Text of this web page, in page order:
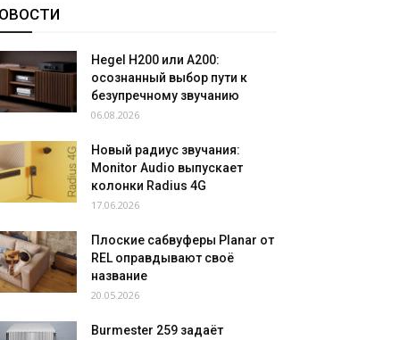
Hegel H200 или A200:
осознанный выбор пути к
безупречному звучанию
06.08.2026
Новый радиус звучания:
Monitor Audio выпускает
колонки Radius 4G
17.06.2026
Плоские сабвуферы Planar от
REL оправдывают своё
название
20.05.2026
Burmester 259 задаёт